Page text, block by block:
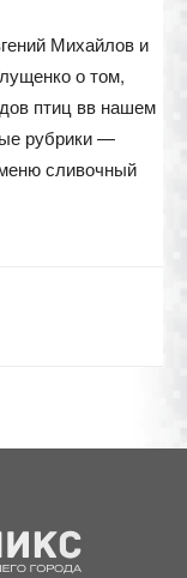
Михайлов и
о том,
птиц вв нашем
рубрики —
сливочный